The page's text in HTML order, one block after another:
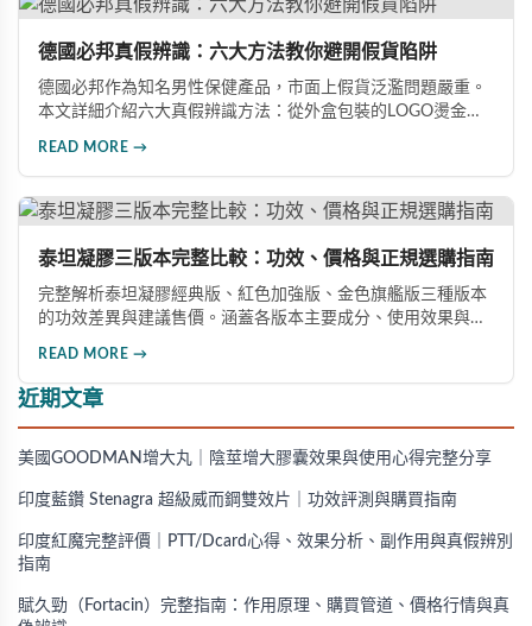
德國必邦真假辨識：六大方法教你避開假貨陷阱
德國必邦作為知名男性保健產品，市面上假貨泛濫問題嚴重。
本文詳細介紹六大真假辨識方法：從外盒包裝的LOGO燙金工
產品。
READ MORE →
泰坦凝膠三版本完整比較：功效、價格與正規選購指南
完整解析泰坦凝膠經典版、紅色加強版、金色旗艦版三種版本
的功效差異與建議售價。涵蓋各版本主要成分、使用效果與適
READ MORE →
近期文章
美國GOODMAN增大丸｜陰莖增大膠囊效果與使用心得完整分享
印度藍鑽 Stenagra 超級威而鋼雙效片｜功效評測與購買指南
印度紅魔完整評價｜PTT/Dcard心得、效果分析、副作用與真假辨別
指南
賦久勁（Fortacin）完整指南：作用原理、購買管道、價格行情與真